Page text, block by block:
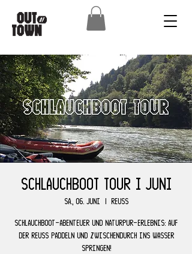
Schlauchboot Tour I Juni
Sa., 06. Juni Reuss
Schlauchboot-Abenteuer und Naturpur-Erlebnis: Auf
der Reuss paddeln und zwischendurch ins Wasser
springen!